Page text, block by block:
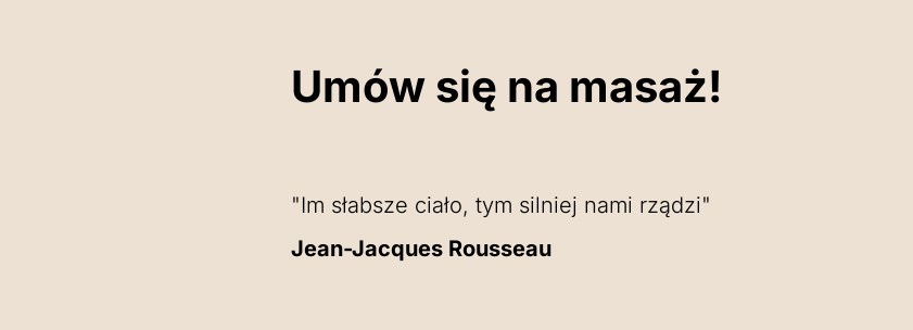
Umów się na masaż!
"Im słabsze ciało, tym silniej nami rządzi"
Jean-Jacques Rousseau